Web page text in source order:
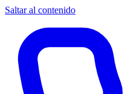
Saltar al contenido